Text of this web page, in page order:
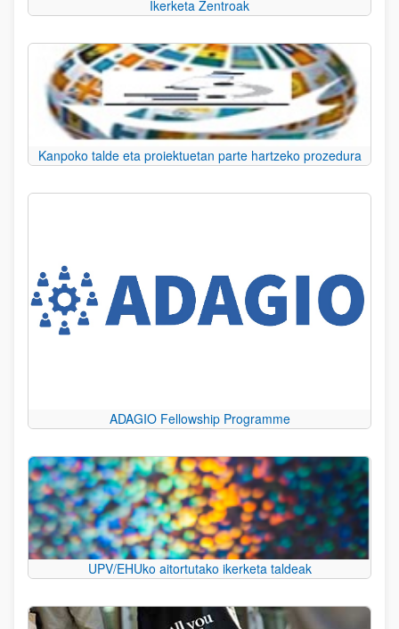
Ikerketa Zentroak
Kanpoko talde eta proiektuetan parte hartzeko prozedura
ADAGIO Fellowship Programme
UPV/EHUko aitortutako ikerketa taldeak